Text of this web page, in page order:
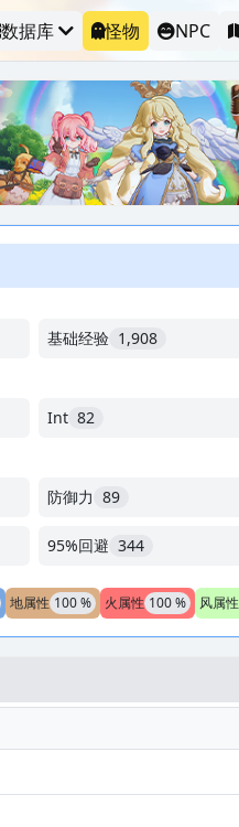
数据库 怪物 NPC
基础经验 1,908
Int 82
防御力 89
95%回避 344
地属性 100 % 火属性 100 % 风属性